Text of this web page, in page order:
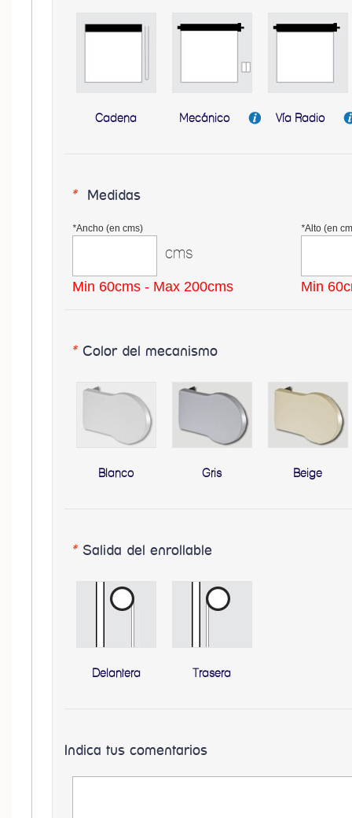
Cadena Mecánico Vía Radio
* Medidas
*Ancho (en cms)
cms
Min 60cms - Max 200cms
*Alto (en
Min
* Color del mecanismo
Blanco Gris Beige
* Salida del enrollable
Delantera Trasera
Indica tus comentarios